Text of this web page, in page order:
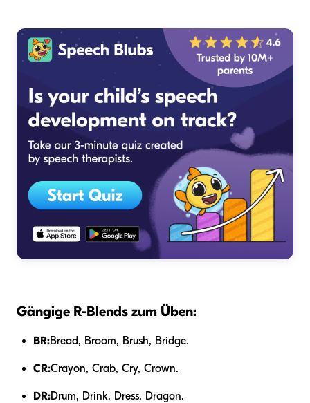
Gängige R-Blends zum Üben:
BR:Bread, Broom, Brush, Bridge.
CR:Crayon, Crab, Cry, Crown.
DR:Drum, Drink, Dress, Dragon.